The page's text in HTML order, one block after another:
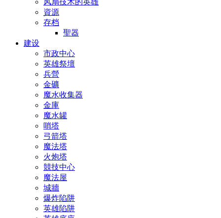
风扇技术的英雄
資源
存档
聖器
建设
市政中心
英雄祭壇
兵營
金礦
魔水收集器
金庫
魔水罐
哨塔
弓箭塔
魔法塔
火炮塔
競技中心
魔法屋
城牆
爆炸陷阱
英雄陷阱